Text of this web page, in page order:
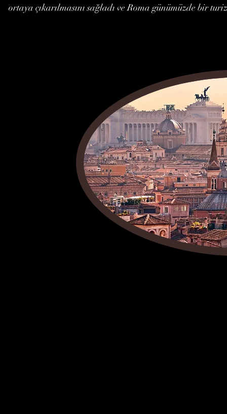
ortaya çıkarılmasını sağladı ve Roma günümüzde bir